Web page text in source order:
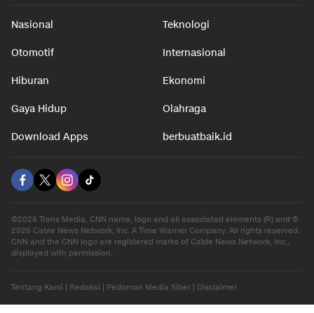
Nasional Teknologi
Otomotif Internasional
Hiburan Ekonomi
Gaya Hidup Olahraga
Download Apps berbuatbaik.id
©2026 Trans Media, CNN name, logo and all associated elements (R) and ©
2026 Cable News Network, Inc. A Time Warner Company. All rights reserved.
CNN and the CNN logo are registered marks of Cable News Network, Inc.,
displayed with permission.
Tentang Kami Redaksi Pedoman Media Siber Disclaimer